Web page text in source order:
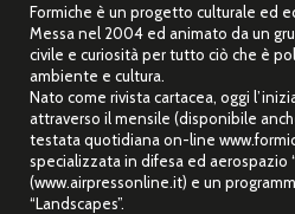
Formiche è un progetto culturale ed
Messa nel 2004 ed animato da un
civile e curiosità per tutto ciò che è
ambiente e cultura.
Nato come rivista cartacea, oggi
attraverso il mensile (disponibile
testata quotidiana on-line
specializzata in difesa ed aerospazio
(www.airpressonline.it) e un
“Landscapes”.